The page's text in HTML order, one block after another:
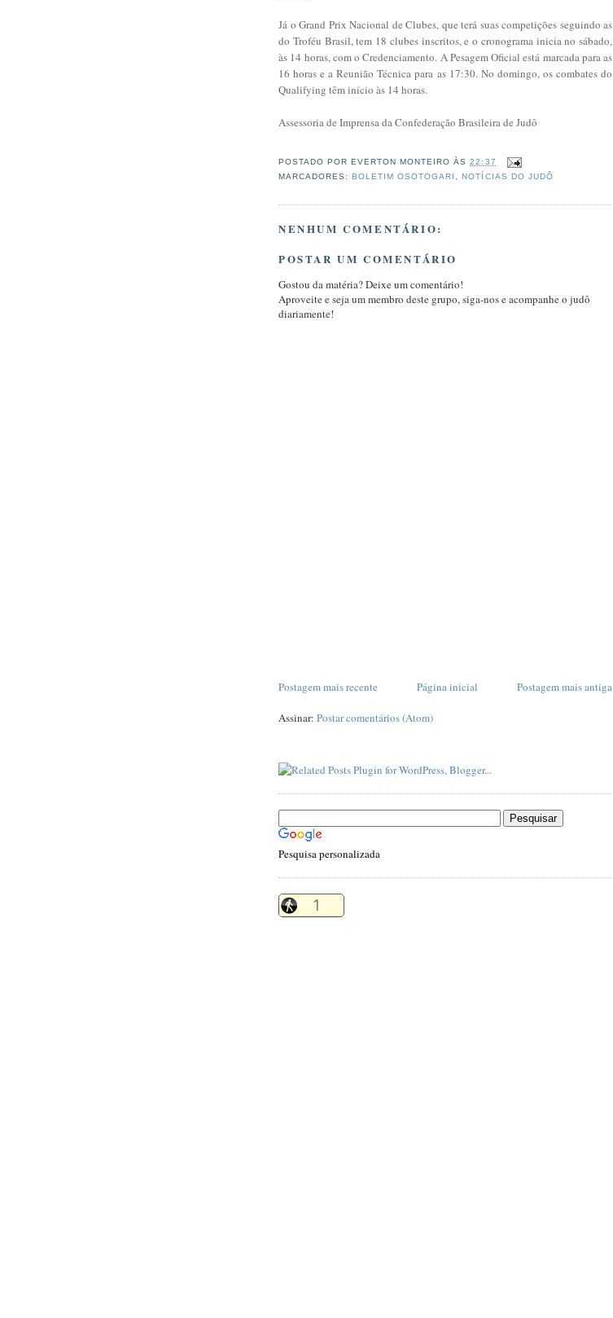
Já o Grand Prix Nacional de Clubes, que terá suas competições seguindo as
do Troféu Brasil, tem 18 clubes inscritos, e o cronograma inicia no sábado,
às 14 horas, com o Credenciamento. A Pesagem Oficial está marcada para as
16 horas e a Reunião Técnica para as 17:30. No domingo, os combates do
Qualifying têm início às 14 horas.
Assessoria de Imprensa da Confederação Brasileira de Judô
POSTADO POR EVERTON MONTEIRO ÀS22:37
MARCADORES:BOLETIM OSOTOGARI ,NOTÍCIAS DO JUDÔ
NENHUM COMENTÁRIO:
POSTAR UM COMENTÁRIO
Gostou da matéria? Deixe um comentário!
Aproveite e seja um membro deste grupo, siga-nos e acompanhe o judô
diariamente!
Postagem mais recente Postagem mais antiga
Página inicial
Assinar: Postar comentários (Atom)
Pesquisa personalizada